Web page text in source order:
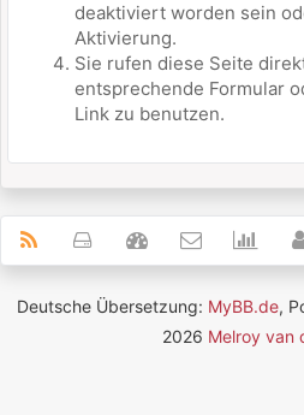
deaktiviert worden sein
Aktivierung.
Sie rufen diese Seite
entsprechende Formular
Link zu benutzen.
Deutsche Übersetzung: MyBB.de,
2026 Melroy van